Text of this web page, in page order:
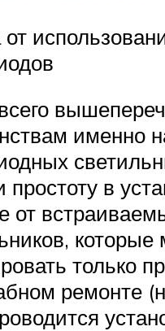
именно
простоту в
от
только
ремонте